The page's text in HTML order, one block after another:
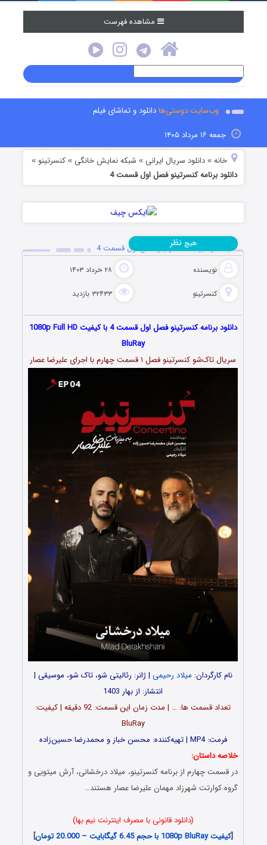
مشاهده فهرست
وب‌سایت دوستی‌هادانلود و تماشای فیلم
جمعه ۱۶ مرداد ۱۴۰۵
خانه »دانلود سریال ایرانی » شبکه نمایش خانگی »کنسرتینو »
دانلود برنامه کنسرتینو فصل اول قسمت 4
دانلود برنامه کنسرتینو فصل اول قسمت 4
نویسنده ۲۸ خرداد ۱۴۰۳
کنسرتینو ۳۲۴۳۳ بازدید
هیچ نظر
دانلود برنامه کنسرتینو فصل اول قسمت 4 با کیفیت 1080p Full HD
BluRay
سریال تاک‌شو کنسرتینو فصل ۱ قسمت چهارم با اجرای علیرضا عصار
نام کارگردان: میلاد رحیمی | ژانر: رئالیتی شو، تاک شو، موسیقی |
انتشار: از بهار 1403
تعداد قسمت‌ ها: … | مدت زمان این قسمت: 92 دقیقه | کیفیت:
BluRay
فرمت: MP4 | تهیه‌کننده: محسن خباز و محمدرضا حسین‌زاده
خلاصه داستان:
در قسمت چهارم از برنامه کنسرتینو، میلاد درخشانی، آرش میتویی و
گروه کوارتت شهرزاد مهمان علیرضا عصار هستند…
(دانلود قانونی با مصرف اینترنت نیم بها)
[کیفیت 1080p BluRay با حجم 6.45 گیگابایت – 20.000 تومان
]